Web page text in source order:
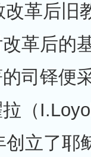
革后旧
改革后的
司铎便
（
创立了耶